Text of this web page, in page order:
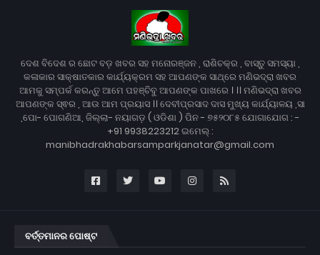
ଦେଶ ବିଦେଶ ର ଛୋଟ ବଡ଼ ଖବର ସହ ମନୋରଞ୍ଜନ , ରାଶିଚକ୍ର , ବାସ୍ତୁ ସମସ୍ୟା ,
କଳାକାର ସାକ୍ଷାତକାର କାର୍ଯ୍ୟକ୍ରମ ସହ ଆପଣଙ୍କ ସାଥ୍‌ରେ ମଣିଭଦ୍ରା ଖବର
ଆମକୁ ସମ୍ପର୍କ କରନ୍ତୁ ଆମେ ପହଞ୍ଚିବୁ ଆପଣଙ୍କ ପାଖରେ । ।। ମଣିଭଦ୍ରା ଖବର
ଆପଣଙ୍କ ସ୍ଵର , ଆଉ ଆମ ପ୍ରୟାସ ।। ଦେବୀପ୍ରସାଦ ଦାସ ମୁଖ୍ୟ କାର୍ଯ୍ୟାଳୟ ,ସା
,ପୋ- ପୋଗଣିଆ, ଜିଲ୍ଲା- ନୟାଗଡ଼ ( ଓଡିଶା ) ପିନ - ୭୫୨୦୮୫ ଯୋଗାଯୋଗ : -
+91 9938223212 ଇମେଲ୍ :
manibhadrakhabarsamparkjanatar@gmail.com
ବର୍ତ୍ତମାନର ପୋଷ୍ଟ